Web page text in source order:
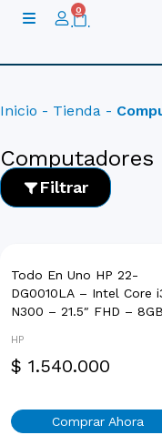
0
Cart
Inicio - Tienda -
Computadores
Filtrar
Categoría
Combo PC
Equipos Gamer
Portatiles
Portatiles Gamer
Todo En Uno HP 22-
DG0010LA – Intel Core
N300 – 21.5″ FHD – 8GB
FreeDos – Negro
HP
$ 1.540.000
Comprar Ahora